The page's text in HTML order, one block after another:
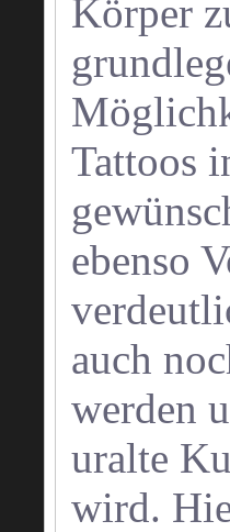
Körper
Tattoos
ebenso
auch
werden
uralte
wird.